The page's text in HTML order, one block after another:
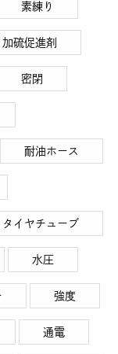
素練り
加硫促進剤
密閉
耐油ホース
タイヤチューブ
水圧
強度
通電